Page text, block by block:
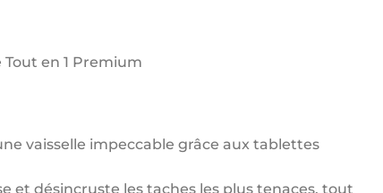
Tout en 1 Premium
vaisselle impeccable grâce aux tablettes
et désincruste les taches les plus tenaces, tout